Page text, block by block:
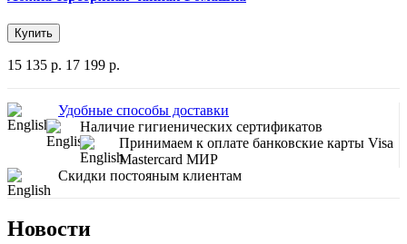
Купить
15 135 р. 17 199 р.
Удобные способы доставки
Наличие гигиенических сертификатов
Принимаем к оплате банковские карты Visa
Mastercard МИР
Скидки постояным клиентам
Новости